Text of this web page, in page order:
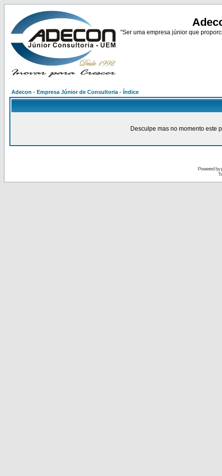
"Ser uma empresa júnior que
Adecon - Empresa Júnior de Consultoria - Índice
Desculpe mas no momento este
Powered by